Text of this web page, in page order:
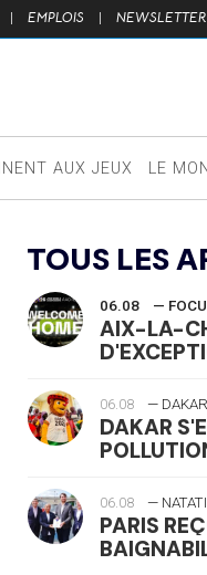
| EMPLOIS | NEWSLETTER
AUX JEUX LE
TOUS LES
06.08 —
AIX-LA-
06.08 —
DAKAR
06.08 —
PARIS